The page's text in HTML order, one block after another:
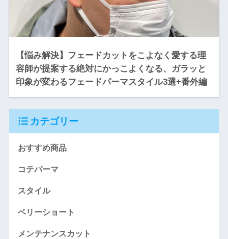
【悩み解決】フェードカットをこよなく愛する理
容師が提案する絶対にかっこよくなる、ガラッと
印象が変わるフェードパーマスタイル3選+番外編
カテゴリー
おすすめ商品
コテパーマ
スタイル
ベリーショート
メンテナンスカット